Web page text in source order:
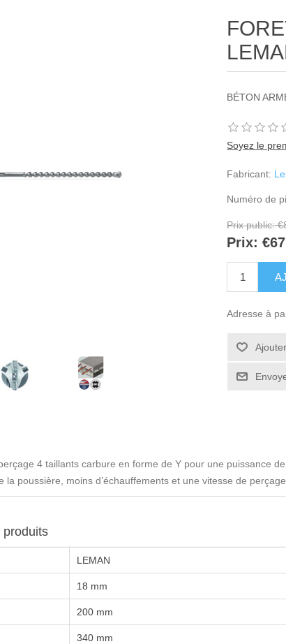
BÉTON
Soyez le
Fabricant:
Numéro de
Prix public:
Prix:
Adresse à
4 taillants carbure en forme de Y pour une puissance
la poussière, moins d’échauffements et une vitesse de
produits
LEMAN
18 mm
200 mm
340 mm